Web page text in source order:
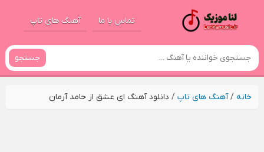
تماس با ما آهنگ های تاپ
جستجو
خانه/آهنگ های تاپ/ دانلود آهنگ ای عشق از حامد آرمان